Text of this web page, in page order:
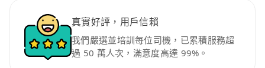
真實好評，用戶信賴
我們嚴選並培訓每位司機，已累積服務超
過 50 萬人次，滿意度高達 99%。